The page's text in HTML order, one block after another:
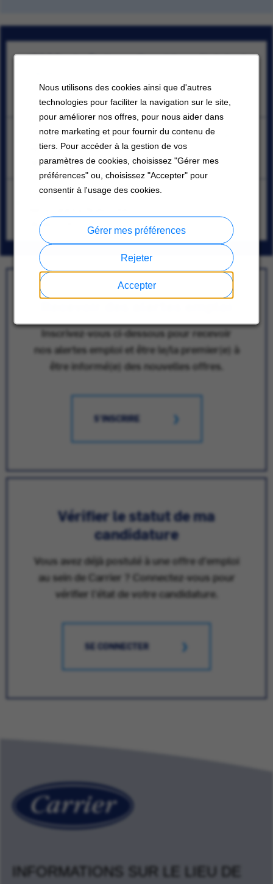
Nous utilisons des cookies ainsi que d'autres
technologies pour faciliter la navigation sur le site,
pour améliorer nos offres, pour nous aider dans
notre marketing et pour fournir du contenu de
tiers. Pour accéder à la gestion de vos
paramètres de cookies, choisissez "Gérer mes
préférences" ou, choisissez "Accepter" pour
consentir à l'usage des cookies.
Accepter
Rejeter
Gérer mes préférences
HVAC Service Engineer- alle regio's van Nederland -
07/10/2026
Lider de manufactura y mantenimiento (prensas)
Santa Catarina, Nuevo León
08/08/2026
Técnico Mantenimiento
08/08/2026
Inscrivez-vous ci-dessous pour recevoir
nos alertes emploi et être le/la premier(e) à
être informé(e) des nouvelles offres.
S'INSCRIRE
Vérifier le statut de ma
candidature
Vous avez déjà postulé à une offre d'emploi
au sein de Carrier ? Connectez-vous pour
vérifier l'état de votre candidature.
SE CONNECTER
INFORMATIONS SUR LE LIEU DE